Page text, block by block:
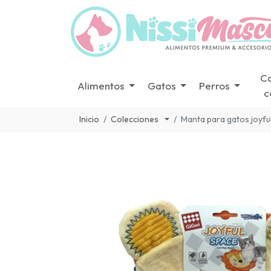
Alimentos Gatos Perros
Inicio Colecciones Manta para gatos